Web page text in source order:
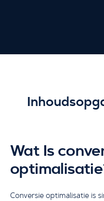
Wat Is
Conversie optimalisatie is